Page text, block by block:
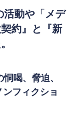
活動や「メデ
約』と『新
喝、脅迫、
フィクショ